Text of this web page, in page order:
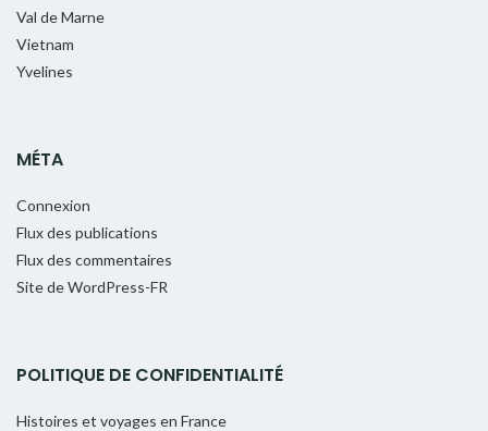
Val de Marne
Vietnam
Yvelines
MÉTA
Connexion
Flux des publications
Flux des commentaires
Site de WordPress-FR
POLITIQUE DE CONFIDENTIALITÉ
Histoires et voyages en France